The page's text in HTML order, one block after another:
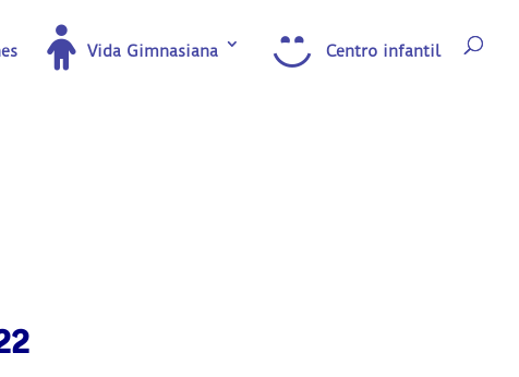
Vida Gimnasiana Centro infantil